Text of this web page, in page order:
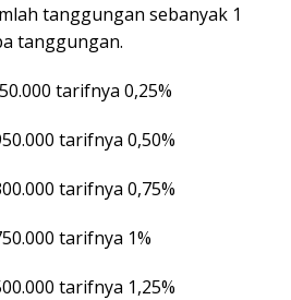
tanggungan sebanyak 1
tanggungan.
tarifnya 0,25%
tarifnya 0,50%
tarifnya 0,75%
tarifnya 1%
tarifnya 1,25%